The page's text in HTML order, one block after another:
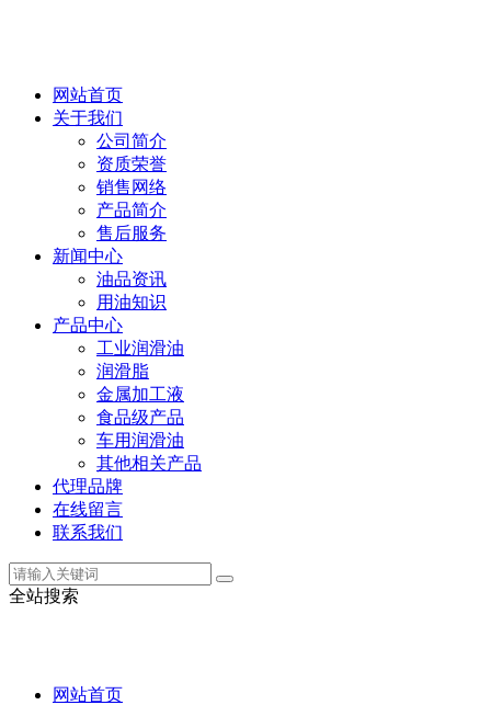
网站首页
关于我们
公司简介
资质荣誉
销售网络
产品简介
售后服务
新闻中心
油品资讯
用油知识
产品中心
工业润滑油
润滑脂
金属加工液
食品级产品
车用润滑油
其他相关产品
代理品牌
在线留言
联系我们
全站搜索
网站首页